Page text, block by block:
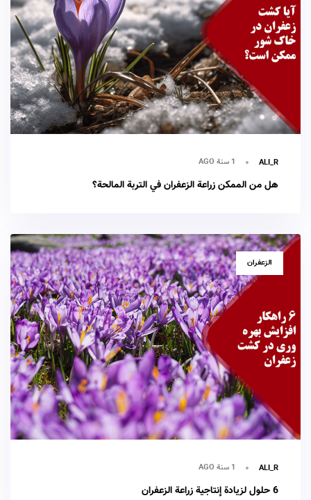
ALI_R 1 سنة AGO
هل من الممكن زراعة الزعفران في التربة المالحة؟
TAGS
الزعفران
ALI_R 1 سنة AGO
6 حلول لزيادة إنتاجية زراعة الزعفران